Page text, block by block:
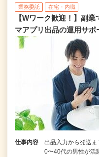
業務委託 在宅・内職
【Wワーク歓迎！】副
マアプリ出品の運用サ
仕事内容
出品入力から発送
0〜40代の男性が活